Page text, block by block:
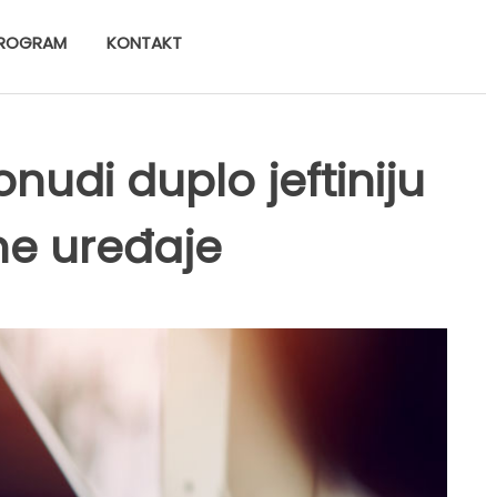
KONTAKT
duplo jeftiniju
uređaje